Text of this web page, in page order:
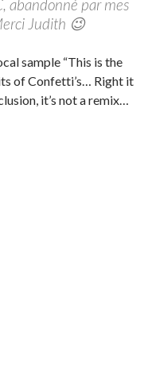
abandonné par mes
Judith 😉
sample “This is the
of Confetti’s… Right it
it’s not a remix…